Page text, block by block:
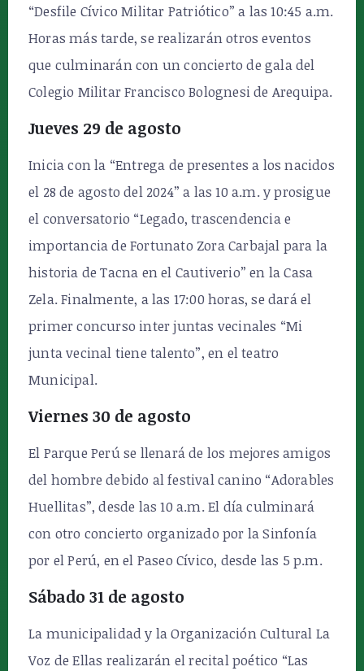
“Desfile Cívico Militar Patriótico” a las 10:45 a.m.
Horas más tarde, se realizarán otros eventos
que culminarán con un concierto de gala del
Colegio Militar Francisco Bolognesi de Arequipa.
Jueves 29 de agosto
Inicia con la “Entrega de presentes a los nacidos
el 28 de agosto del 2024” a las 10 a.m. y prosigue
el conversatorio “Legado, trascendencia e
importancia de Fortunato Zora Carbajal para la
historia de Tacna en el Cautiverio” en la Casa
Zela. Finalmente, a las 17:00 horas, se dará el
primer concurso inter juntas vecinales “Mi
junta vecinal tiene talento”, en el teatro
Municipal.
Viernes 30 de agosto
El Parque Perú se llenará de los mejores amigos
del hombre debido al festival canino “Adorables
Huellitas”, desde las 10 a.m. El día culminará
con otro concierto organizado por la Sinfonía
por el Perú, en el Paseo Cívico, desde las 5 p.m.
Sábado 31 de agosto
La municipalidad y la Organización Cultural La
Voz de Ellas realizarán el recital poético “Las